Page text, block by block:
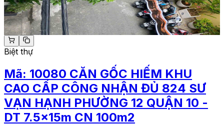
Biệt thự
Mã: 10080 CĂN GỐC HIẾM KHU
CAO CẤP CÔNG NHẬN ĐỦ 824 SƯ
VẠN HẠNH PHƯỜNG 12 QUẬN 10 -
DT 7.5x15m CN 100m2